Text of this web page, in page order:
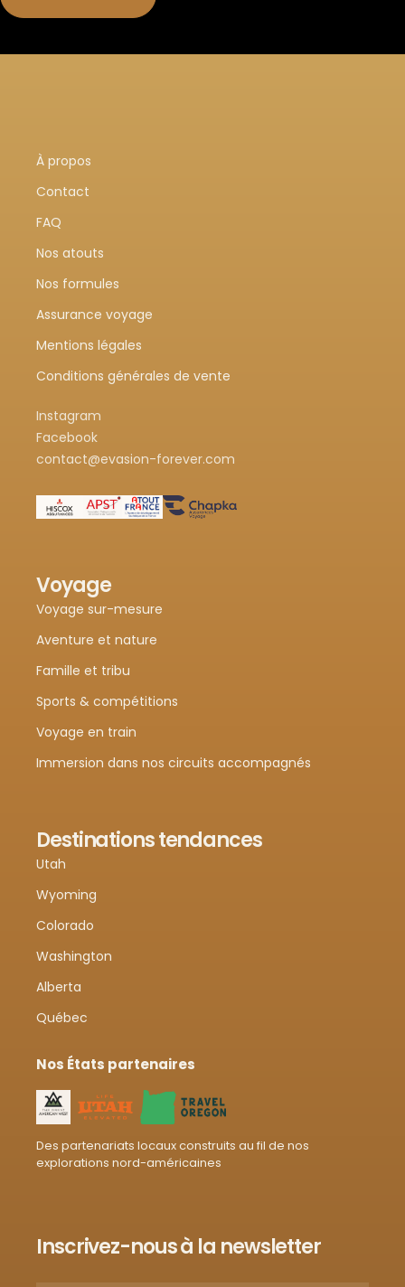
À propos
Contact
FAQ
Nos atouts
Nos formules
Assurance voyage
Mentions légales
Conditions générales de vente
Instagram
Facebook
contact@evasion-forever.com
Voyage
Voyage sur-mesure
Aventure et nature
Famille et tribu
Sports & compétitions
Voyage en train
Immersion dans nos circuits accompagnés
Destinations tendances
Utah
Wyoming
Colorado
Washington
Alberta
Québec
Nos États partenaires
Des partenariats locaux construits au fil de nos
explorations nord-américaines
Inscrivez-nous à la newsletter